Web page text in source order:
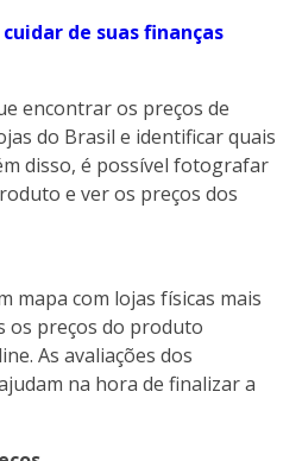
de suas finanças
encontrar os preços de
do Brasil e identificar quais
disso, é possível fotografar
e ver os preços dos
mapa com lojas físicas mais
os preços do produto
As avaliações dos
na hora de finalizar a